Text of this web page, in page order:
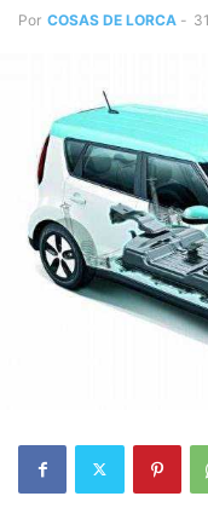
Por COSAS DE LORCA -